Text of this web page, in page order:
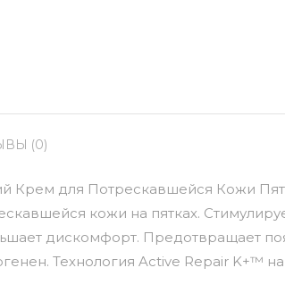
(0)
Крем для Потрескавшейся Кожи
кожи на пятках.
дискомфорт. Предотвращает
Технология Active Repair K+™